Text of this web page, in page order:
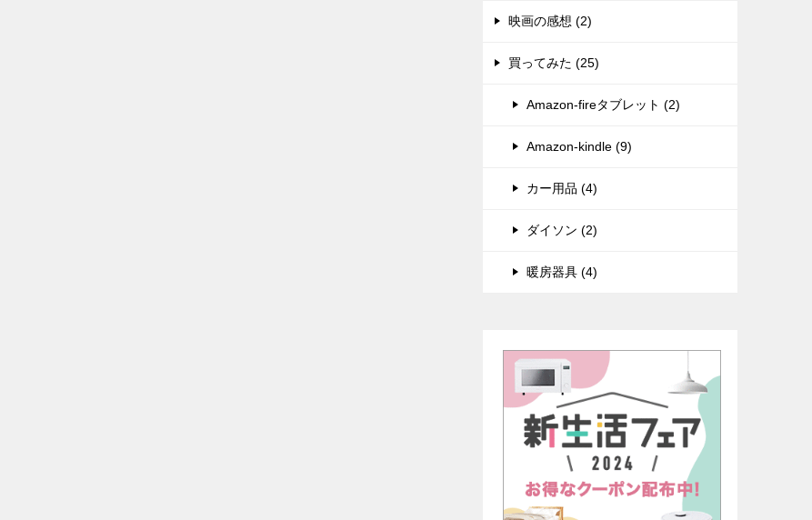
映画の感想 (2)
買ってみた (25)
Amazon-fireタブレット (2)
Amazon-kindle (9)
カー用品 (4)
ダイソン (2)
暖房器具 (4)